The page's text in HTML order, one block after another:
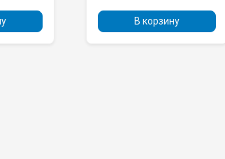
В корзину